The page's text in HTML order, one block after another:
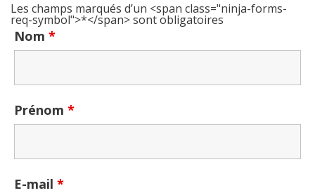
Les champs marqués d’un <span class="ninja-forms-
req-symbol">*</span> sont obligatoires
Nom *
Prénom *
E-mail *